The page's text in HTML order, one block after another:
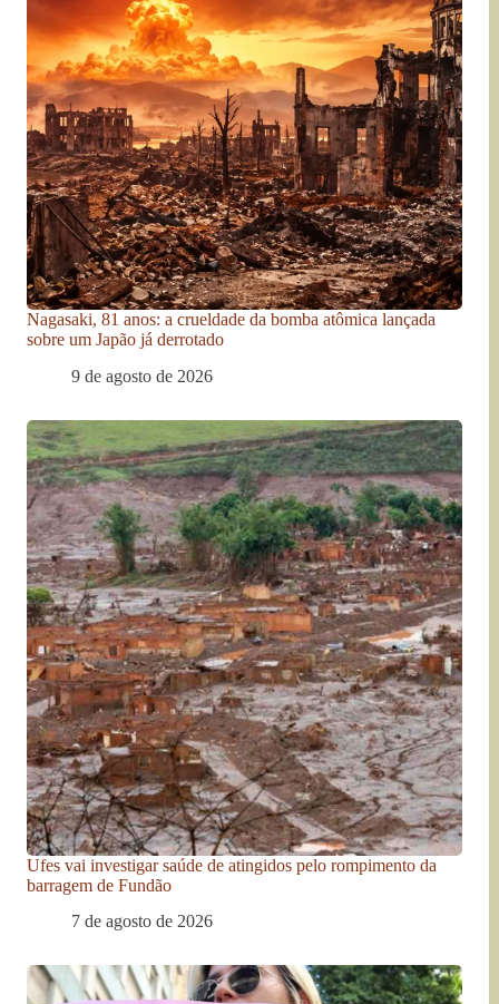
Nagasaki, 81 anos: a crueldade da bomba atômica lançada
sobre um Japão já derrotado
9 de agosto de 2026
Ufes vai investigar saúde de atingidos pelo rompimento da
barragem de Fundão
7 de agosto de 2026